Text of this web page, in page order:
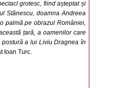
grotesc, fiind așteptat și
Stănescu, doamna Andreea
palmă pe obrazul României,
țară, a oamenilor care
a lui Liviu Dragnea în
Ioan Turc.